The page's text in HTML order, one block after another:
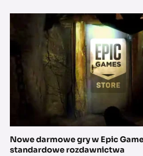
Nowe darmowe gry w Epic
standardowe rozdawnictwa